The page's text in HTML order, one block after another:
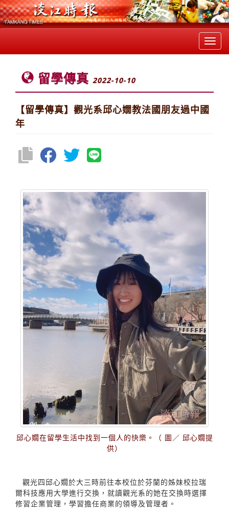
留學傳真 2022-10-10
【留學傳真】觀光系邱心嫺教法國朋友過中國
年
邱心嫺在留學生活中找到一個人的快樂。（ 圖／ 邱心嫺提
供）
觀光四邱心嫺於大三時前往本校位於芬蘭的姊妹校拉瑞
爾科技應用大學進行交換，就讀觀光系的她在交換時選擇
修習企業管理，學習擔任商業的領導及管理者。